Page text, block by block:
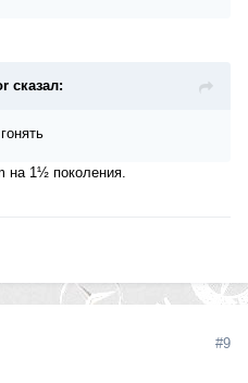
сказал:
на 1½ поколения.
#9